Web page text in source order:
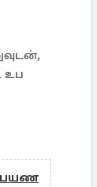
உப
பயண